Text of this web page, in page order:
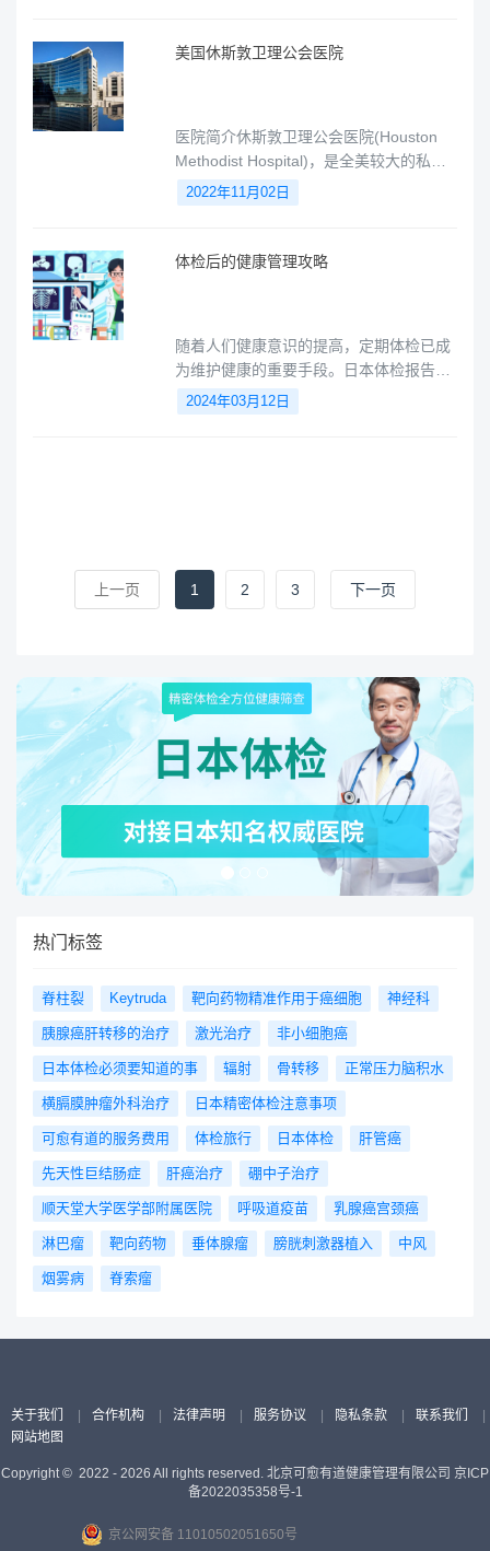
答，也希望大家能够早检查，早发现，早
美国休斯敦卫理公会医院
医院简介休斯敦卫理公会医院(Houston
Methodist Hospital)，是全美较大的私
立、非营利性、教学医疗中心之一。90多
年来，该院以病人为中心的优质医疗服务
2022年11月02日
体检后的健康管理攻略
随着人们健康意识的提高，定期体检已成
为维护健康的重要手段。日本体检报告因
其专业性和全面性，备受关注。本文将为
您介绍如何解读日本体检报告，并提供相
2024年03月12日
上一页 1 2 3 下一页
热门标签
脊柱裂 Keytruda 靶向药物精准作用于癌细胞 神经科
胰腺癌肝转移的治疗 激光治疗 非小细胞癌
日本体检必须要知道的事 辐射 骨转移 正常压力脑积水
横膈膜肿瘤外科治疗 日本精密体检注意事项
可愈有道的服务费用 体检旅行 日本体检 肝管癌
先天性巨结肠症 肝癌治疗 硼中子治疗
顺天堂大学医学部附属医院 呼吸道疫苗 乳腺癌宫颈癌
淋巴瘤 靶向药物 垂体腺瘤 膀胱刺激器植入 中风
烟雾病 脊索瘤
关于我们 | 合作机构 | 法律声明 | 服务协议 | 隐私条款 | 联系我们
|
网站地图
Copyright © 2022 - 2026 All rights reserved. 北京可愈有道健康管理有限公司 京ICP
备2022035358号-1
京公网安备 11010502051650号